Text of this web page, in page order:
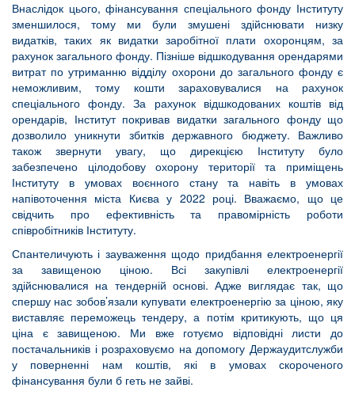
Внаслідок цього, фінансування спеціального фонду Інституту
зменшилося, тому ми були змушені здійснювати низку
видатків, таких як видатки заробітної плати охоронцям, за
рахунок загального фонду. Пізніше відшкодування орендарями
витрат по утриманню відділу охорони до загального фонду є
неможливим, тому кошти зараховувалися на рахунок
спеціального фонду. За рахунок відшкодованих коштів від
орендарів, Інститут покривав видатки загального фонду що
дозволило уникнути збитків державного бюджету. Важливо
також звернути увагу, що дирекцією Інституту було
забезпечено цілодобову охорону території та приміщень
Інституту в умовах воєнного стану та навіть в умовах
напівоточення міста Києва у 2022 році. Вважаємо, що це
свідчить про ефективність та правомірність роботи
співробітників Інституту.
Спантеличують і зауваження щодо придбання електроенергії
за завищеною ціною. Всі закупівлі електроенергії
здійснювалися на тендерній основі. Адже виглядає так, що
спершу нас зобов’язали купувати електроенергію за ціною, яку
виставляє переможець тендеру, а потім критикують, що ця
ціна є завищеною. Ми вже готуємо відповідні листи до
постачальників і розраховуємо на допомогу Держаудитслужби
у поверненні нам коштів, які в умовах скороченого
фінансування були б геть не зайві.